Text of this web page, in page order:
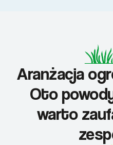
Aranżacja
Oto
warto